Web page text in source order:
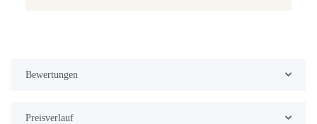
Bewertungen
Preisverlauf